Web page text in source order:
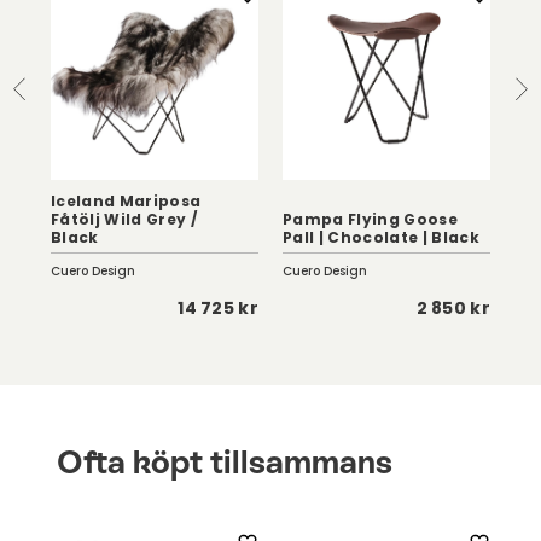
Iceland Mariposa
Fåtölj Wild Grey /
Black
Cuero Design
14 725 kr
Pampa Flying Goose
Pall | Chocolate | Black
Cuero Design
2 850 kr
Ofta köpt tillsammans